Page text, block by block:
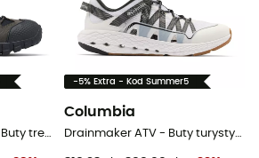
Geoterra Outdry LTR - Buty trekkingowe wysokie damskie
-5% Extra - Kod Summer5
Columbia
Drainmaker ATV - Buty turystyczne meskie